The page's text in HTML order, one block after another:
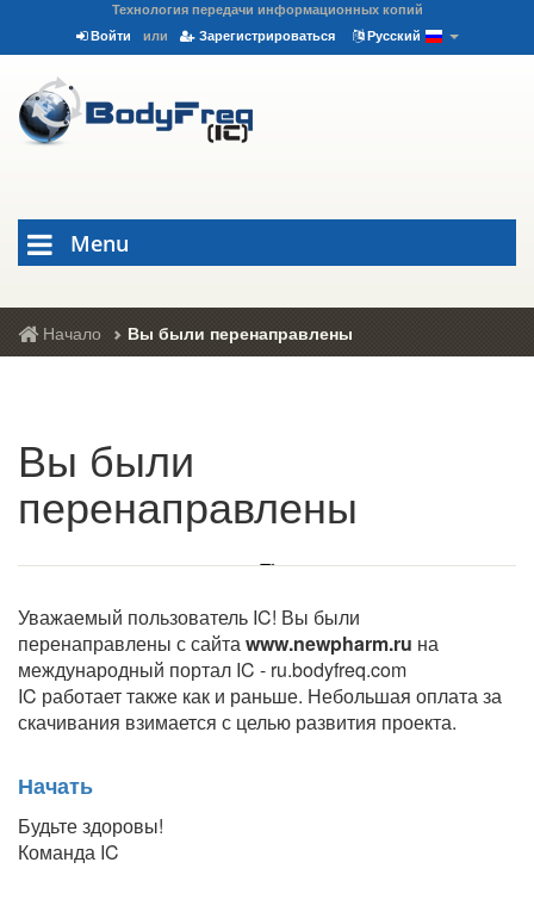
Технология передачи информационных копий
Войти
или Зарегистрироваться Русский
Menu
Начало Вы были перенаправлены
Вы были
перенаправлены
Уважаемый пользователь IC! Вы были
перенаправлены с сайта www.newpharm.ru на
международный портал IC - ru.bodyfreq.com
IC работает также как и раньше. Небольшая оплата за
скачивания взимается с целью развития проекта.
Начать
Будьте здоровы!
Команда IC